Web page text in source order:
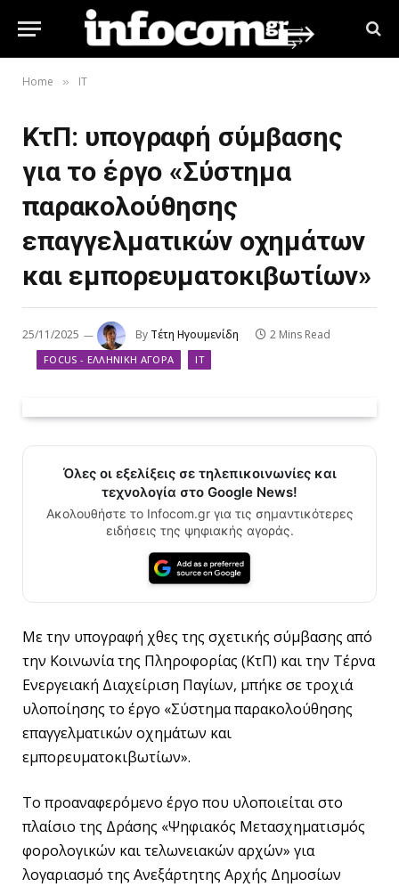
Home » IT
ΚτΠ: υπογραφή σύμβασης
για το έργο «Σύστημα
παρακολούθησης
επαγγελματικών οχημάτων
και εμπορευματοκιβωτίων»
25/11/2025 By Τέτη Ηγουμενίδη 2 Mins Read
FOCUS - ΕΛΛΗΝΙΚΉ ΑΓΟΡΆ IT
Όλες οι εξελίξεις σε τηλεπικοινωνίες και
τεχνολογία στο Google News!
Ακολουθήστε το Infocom.gr για τις σημαντικότερες
ειδήσεις της ψηφιακής αγοράς.
Με την υπογραφή χθες της σχετικής σύμβασης από
την Κοινωνία της Πληροφορίας (ΚτΠ) και την Τέρνα
Ενεργειακή Διαχείριση Παγίων, μπήκε σε τροχιά
υλοποίησης το έργο «Σύστημα παρακολούθησης
επαγγελματικών οχημάτων και
εμπορευματοκιβωτίων».
Το προαναφερόμενο έργο που υλοποιείται στο
πλαίσιο της Δράσης «Ψηφιακός Μετασχηματισμός
φορολογικών και τελωνειακών αρχών» για
λογαριασμό της Ανεξάρτητης Αρχής Δημοσίων